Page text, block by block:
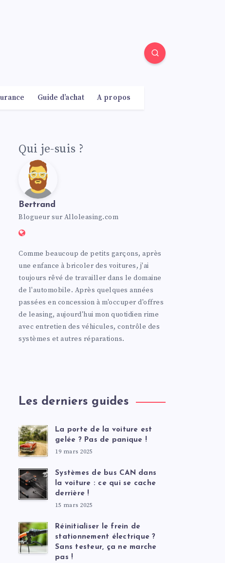
Guide d’achat A propos
Qui je-suis ?
Bertrand
Blogueur sur Alloleasing.com
Comme beaucoup de petits garçons, après
une enfance à bricoler des voitures, j'ai
toujours rêvé de travailler dans le domaine
de l'automobile. Après quelques années
passées en concession à m'occuper d'offres
de leasing, aujourd'hui mon quotidien rime
avec entretien des véhicules, contrôle des
systèmes et autres réparations.
Les derniers guides
La porte de la voiture est
gelée ? Pas de panique !
19 mars 2025
Systèmes de bus CAN dans
la voiture : ce qui se cache
derrière !
15 mars 2025
Réinitialiser le frein de
stationnement électrique ?
Sans testeur, ça ne marche
pas !